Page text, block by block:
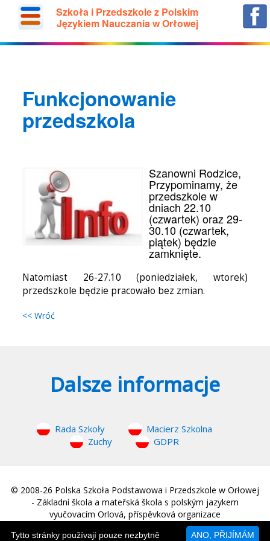
Szkoła i Przedszkole z Polskim
Językiem Nauczania w Orłowej
Funkcjonowanie
przedszkola
Szanowni Rodzice,
Przypominamy, że
przedszkole w
dniach 22.10
(czwartek) oraz 29-
30.10 (czwartek,
piątek) będzie
zamknięte.
Natomiast 26-27.10 (poniedziałek, wtorek)
przedszkole będzie pracowało bez zmian.
<< Wróć
Dalsze informacje
Rada Szkoły
Macierz Szkolna
Zuchy
GDPR
© 2008-26 Polska Szkoła Podstawowa i Przedszkole w Orłowej
- Základní škola a mateřská škola s polským jazykem
vyučovacím Orlová, příspěvková organizace
Strona główna
ANO, PŘIJÍMÁM
Tytto stránky používají pouze nezbytně